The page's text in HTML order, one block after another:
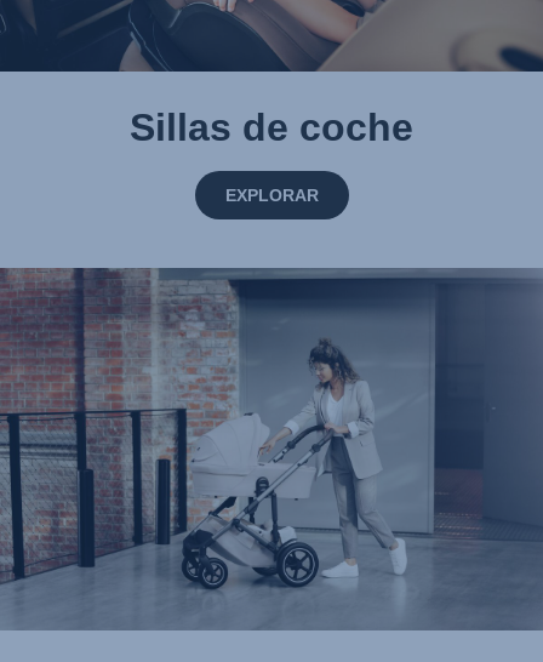
Sillas de coche
EXPLORAR